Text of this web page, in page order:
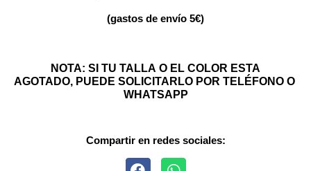
(gastos de envío 5€)
NOTA: SI TU TALLA O EL COLOR ESTA
AGOTADO, PUEDE SOLICITARLO POR TELÉFONO O
WHATSAPP
Compartir en redes sociales: